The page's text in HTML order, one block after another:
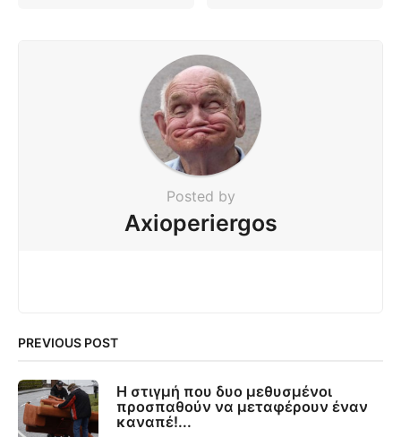
Posted by
Axioperiergos
PREVIOUS POST
Η στιγμή που δυο μεθυσμένοι
προσπαθούν να μεταφέρουν έναν
καναπέ!...